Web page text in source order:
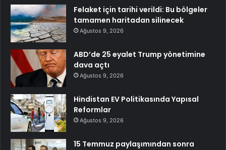
Felaket için tarihi verildi: Bu bölgeler
tamamen haritadan silinecek
Ağustos 9, 2026
ABD’de 25 eyalet Trump yönetimine
dava açtı
Ağustos 9, 2026
Hindistan EV Politikasında Yapısal
Reformlar
Ağustos 9, 2026
15 Temmuz paylaşımından sonra